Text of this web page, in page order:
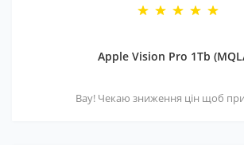
Apple Vision Pro 1Tb
Вау! Чекаю зниження цін щоб